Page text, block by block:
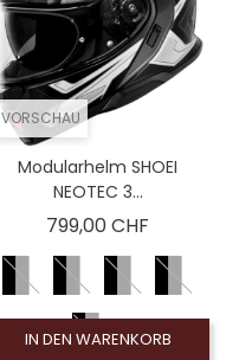
VORSCHAU
Modularhelm SHOEI
NEOTEC 3...
799,00 CHF
IN DEN WARENKORB